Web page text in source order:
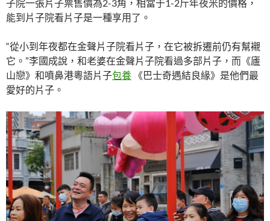
子院一張片子票售價為2-3角，相當于1-2斤年夜米的價格，
能到片子院看片子是一種享用了。
“從小到年夜都在金聲片子院看片子，在它被拆遷前仍有幫襯
它。”李國成說，和老婆在金聲片子院看過多部片子，而《廬
山戀》和噴鼻港粵語片子包養 《巴士奇遇結良緣》是他們最
愛好的片子。